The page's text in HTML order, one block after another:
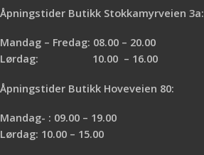
Åpningstider Butikk Stokkamyrveien 3a:
Mandag – Fredag: 08.00 – 20.00
Lørdag: 10.00 – 16.00
Åpningstider Butikk Hoveveien 80:
Mandag- : 09.00 – 19.00
Lørdag: 10.00 – 15.00